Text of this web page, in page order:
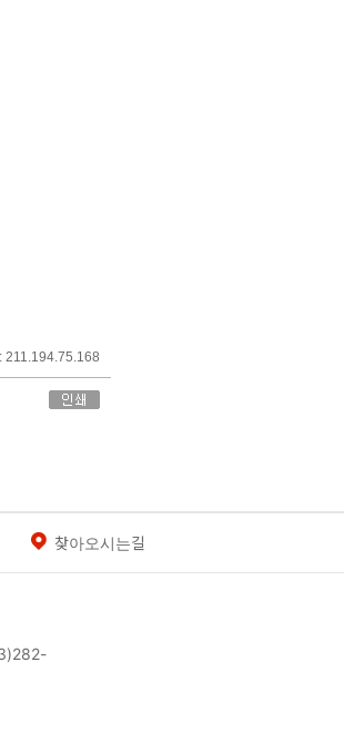
211.194.75.168
찾아오시는길